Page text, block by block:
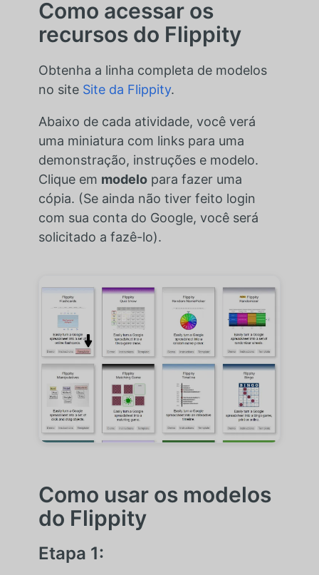
Como acessar os
recursos do Flippity
Obtenha a linha completa de modelos
no site Site da Flippity.
Abaixo de cada atividade, você verá
uma miniatura com links para uma
demonstração, instruções e modelo.
Clique em modelopara fazer uma
cópia. (Se ainda não tiver feito login
com sua conta do Google, você será
solicitado a fazê-lo).
Como usar os modelos
do Flippity
Etapa 1: